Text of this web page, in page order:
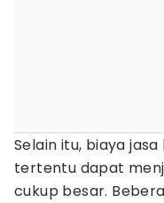
Selain itu, biaya
tertentu dapat
cukup besar.